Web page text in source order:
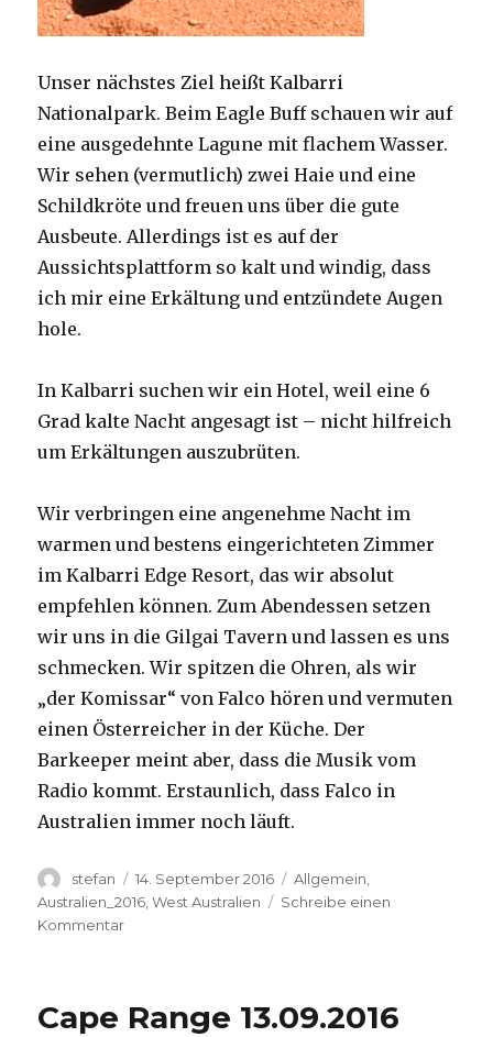
Unser nächstes Ziel heißt Kalbarri
Nationalpark. Beim Eagle Buff schauen wir auf
eine ausgedehnte Lagune mit flachem Wasser.
Wir sehen (vermutlich) zwei Haie und eine
Schildkröte und freuen uns über die gute
Ausbeute. Allerdings ist es auf der
Aussichtsplattform so kalt und windig, dass
ich mir eine Erkältung und entzündete Augen
hole.
In Kalbarri suchen wir ein Hotel, weil eine 6
Grad kalte Nacht angesagt ist – nicht hilfreich
um Erkältungen auszubrüten.
Wir verbringen eine angenehme Nacht im
warmen und bestens eingerichteten Zimmer
im Kalbarri Edge Resort, das wir absolut
empfehlen können. Zum Abendessen setzen
wir uns in die Gilgai Tavern und lassen es uns
schmecken. Wir spitzen die Ohren, als wir
„der Komissar“ von Falco hören und vermuten
einen Österreicher in der Küche. Der
Barkeeper meint aber, dass die Musik vom
Radio kommt. Erstaunlich, dass Falco in
Australien immer noch läuft.
Autor
stefan
Veröffentlicht
am
14. September 2016 Kategorien
Allgemein
Australien_2016 ,West Australien
Schreibe einen
Kommentarzu
Cape Range 13.09.2016